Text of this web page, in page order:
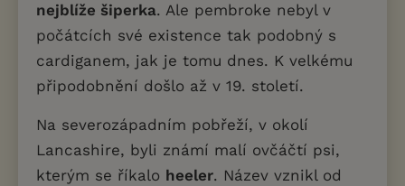
nejblíže šiperka. Ale pembroke nebyl v
počátcích své existence tak podobný s
cardiganem, jak je tomu dnes. K velkému
připodobnění došlo až v 19. století.
Na severozápadním pobřeží, v okolí
Lancashire, byli známí malí ovčáčtí psi,
kterým se říkalo heeler. Název vznikl od